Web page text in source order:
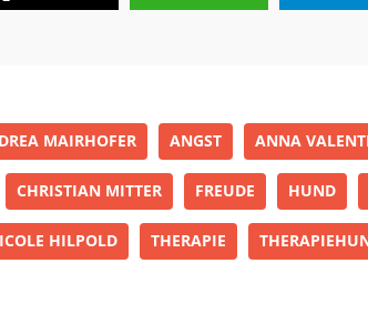
MAIRHOFER ANGST ANNA
CHRISTIAN MITTER FREUDE HUND
HILPOLD THERAPIE